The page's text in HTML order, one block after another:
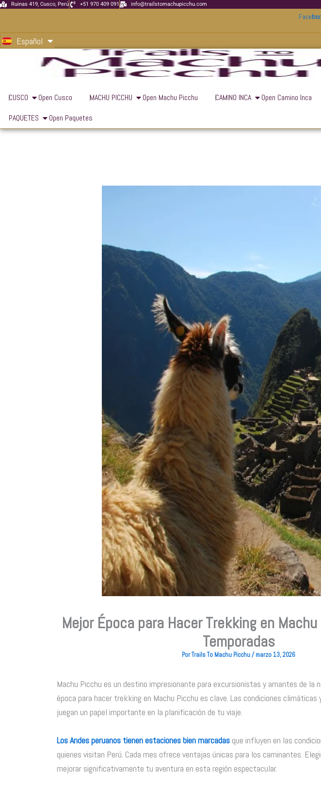
Ir
contenido
Ruinas 419, Cusco, Perú +51 970 409 091 info@trailstomachupicchu.com
Español
English
Português
CUSCO Open Cusco MACHU PICCHU Open Machu Picchu CAMINO INCA Open Camino Inca
PAQUETES
Open Paquetes
Mejor Época para Hacer Trekking en
Temporadas
PorTrails To Machu Picchu/marzo 13, 2026
Machu Picchu es un destino impresionante para excursionistas y amantes de la
época para hacer trekking en Machu Picchu es clave. Las condiciones climáticas
juegan un papel importante en la planificación de tu viaje.
Los Andes peruanos tienen estaciones bien marcadas que influyen en las
quienes visitan Perú. Cada mes ofrece ventajas únicas para los caminantes.
mejorar significativamente tu aventura en esta región espectacular.